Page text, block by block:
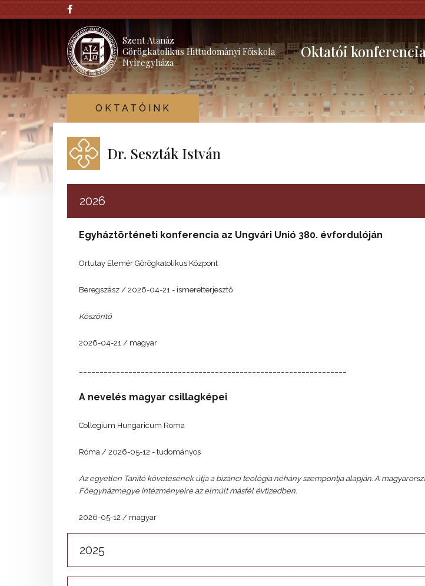
Szent Atanáz
Görögkatolikus Hittudományi Főiskola
Nyíregyháza
Oktatói
OKTATÓINK
Dr. Seszták István
2026
Egyháztörténeti konferencia az Ungvári Unió 380. évfordulóján
Ortutay Elemér Görögkatolikus Központ
Beregszász / 2026-04-21 - ismeretterjesztő
Köszöntő
2026-04-21 / magyar
A nevelés magyar csillagképei
Collegium Hungaricum Roma
Róma / 2026-05-12 - tudományos
Az egyetlen Tanító követésének útja a bizánci teológia néhány szempontja alapján. A
Főegyházmegye intézményeire az elmúlt másfél évtizedben.
2026-05-12 / magyar
2025